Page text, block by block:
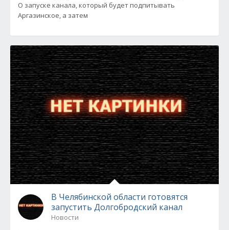
О запуске канала, который будет подпитывать
Аргазинское, а затем
В Челябинской области готовятся
запустить Долгобродский канал
Новости